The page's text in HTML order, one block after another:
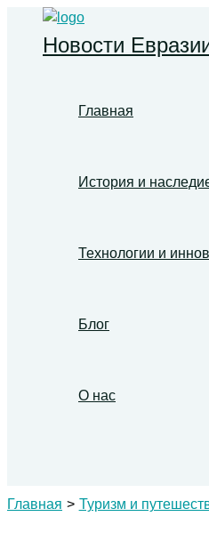
Перейти
содержимому
Новости
Главная
История и
Технологии и
Блог
О нас
Главная Туризм и